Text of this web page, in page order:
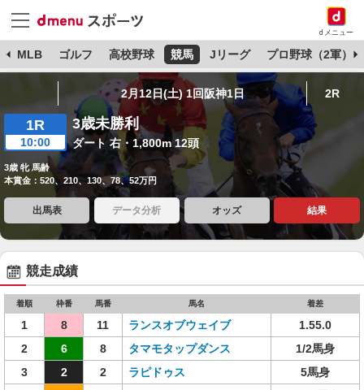
dメニュー
MLB ゴルフ 高校野球 競馬 Jリーグ プロ野球（2軍）
2月12日(土) 1回阪神1日 2R
1R
10:00
3歳未勝利
ダート 右・1,800m 12頭
3歳 牝 馬齢
本賞金：520、210、130、78、52万円
出馬表 データ分析 オッズ 結果
競走成績
着順 枠番 馬番 馬名 着差
1 8 11 ランスオブウェイブ
1.55.0
2
6 8 タマモタップダンス
1/2馬身
3
2 2 ラピドゥス
5馬身